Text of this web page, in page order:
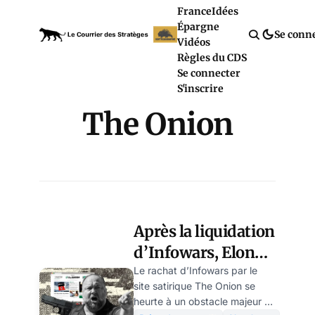
FranceIdées
Épargne
Vidéos
Règles du CDS
Se connecter
S'inscrire
Se
The Onion
Après la liquidation
d’Infowars, Elon
Musk protège le
compte X d’Alex
Le rachat d’Infowars par le
site satirique The Onion se
heurte à un obstacle majeur :